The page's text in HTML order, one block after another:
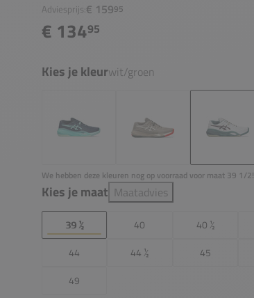
Adviesprijs:€ 15995
€ 13495
Kies je kleurwit/groen
We hebben deze kleuren nog op voorraad voor maat 39 1/2!
Kies je maat Maatadvies
39 ½ 40 40 ½
44
44 ½ 45
49